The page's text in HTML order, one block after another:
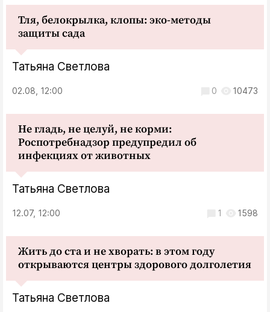
Тля, белокрылка, клопы: эко-методы
защиты сада
Татьяна Светлова
02.08, 12:00 0 10473
Не гладь, не целуй, не корми:
Роспотребнадзор предупредил об
инфекциях от животных
Татьяна Светлова
12.07, 12:00 1 1598
Жить до ста и не хворать: в этом году
открываются центры здорового долголетия
Татьяна Светлова